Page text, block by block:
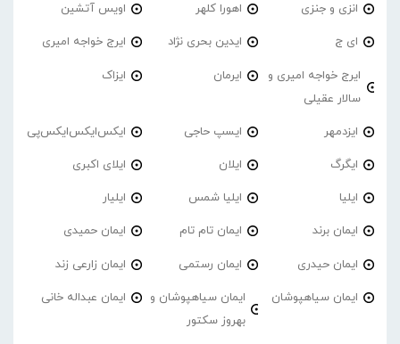
انزی و جنزی اهورا کلهر اویس آتشین
ای ج ایدین بحری نژاد ایرج خواجه امیری
ایرج خواجه امیری و
سالار عقیلی
ایرمان ایزاک
ایزدمهر ایسپ حاجی ایکس‌ایکس‌ایکس‌پی
ایگرگ ایلان ایلای اکبری
ایلیا ایلیا شمس ایلیار
ایمان برند ایمان تام تام ایمان حمیدی
ایمان حیدری ایمان رستمی ایمان زارعی زند
ایمان سیاهپوشان
ایمان سیاهپوشان و
بهروز سکتور
ایمان عبداله خانی